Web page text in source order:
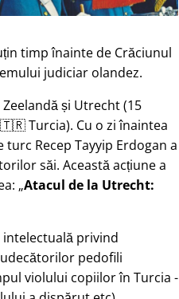
timp înainte de Crăciunul
judiciar olandez.
și Utrecht (15
Turcia). Cu o zi înaintea
Recep Tayyip Erdogan a
săi. Această acțiune a
Atacul de la Utrecht:
privind
pedofili
violului copiilor în Turcia -